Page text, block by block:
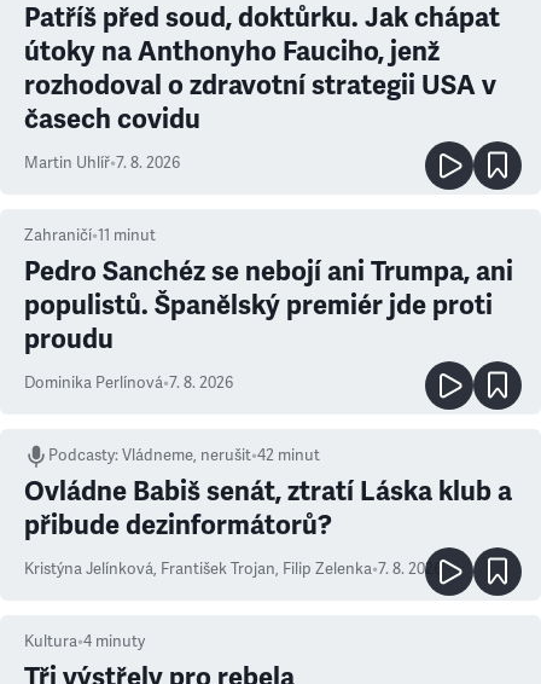
Patříš před soud, doktůrku. Jak chápat
útoky na Anthonyho Fauciho, jenž
rozhodoval o zdravotní strategii USA v
časech covidu
Martin Uhlíř•7. 8. 2026
Zahraničí•11 minut
Pedro Sanchéz se nebojí ani Trumpa, ani
populistů. Španělský premiér jde proti
proudu
Dominika Perlínová•7. 8. 2026
Podcasty:Vládneme, nerušit•42 minut
Ovládne Babiš senát, ztratí Láska klub a
přibude dezinformátorů?
Kristýna Jelínková, František Trojan, Filip Zelenka•7. 8. 2026
Kultura•4 minuty
Tři výstřely pro rebela